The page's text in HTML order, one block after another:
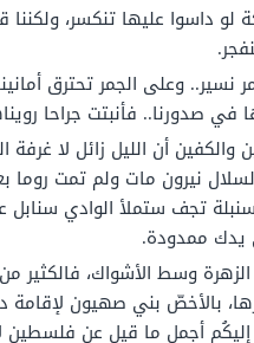
داسوا عليها تنكسر، ولكننا
نسير.. وعلى الجمر تحترق
صدورنا.. فأنبتت جراحا
والكفين أن الليل زائل لا غرفة
نيرون مات ولم تمت روما
تجف ستملأ الوادي سنابل
يدك ممدودة.
وسط الأشواك، فالكثير من
بالأخصّ بني صهيون لإقامة
إليكُم أجمل ما قيل عن فلسطين